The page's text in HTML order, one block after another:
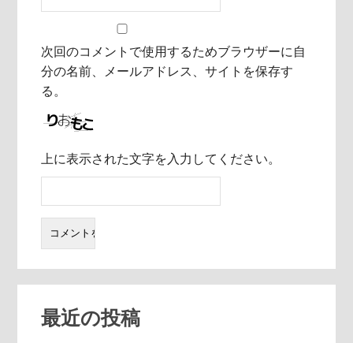
次回のコメントで使用するためブラウザーに自
分の名前、メールアドレス、サイトを保存す
る。
上に表示された文字を入力してください。
最近の投稿